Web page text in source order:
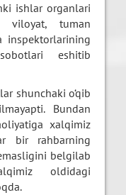
ishlar organlari
viloyat, tuman
inspektorlarining
eshitib
shunchaki o‘qib
Bundan
xalqimiz
bir rahbarning
belgilab
oldidagi